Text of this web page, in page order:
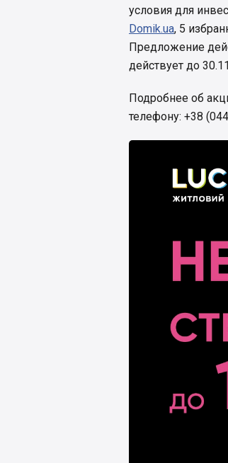
условия для
Domik.ua, 5
Предложение
действует до
Подробнее об
телефону: +38